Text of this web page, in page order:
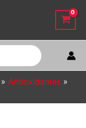
Antioxidantes